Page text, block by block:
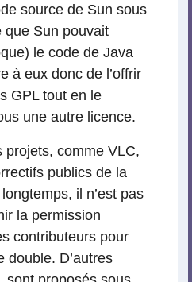
source de Sun sous
que Sun pouvait
le code de Java
à eux donc de l’offrir
GPL tout en le
une autre licence.
projets, comme VLC,
publics de la
il n’est pas
la permission
contributeurs pour
double. D’autres